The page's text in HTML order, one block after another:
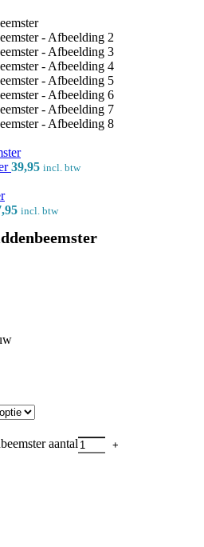
39,95 incl. btw
incl. btw
aantal